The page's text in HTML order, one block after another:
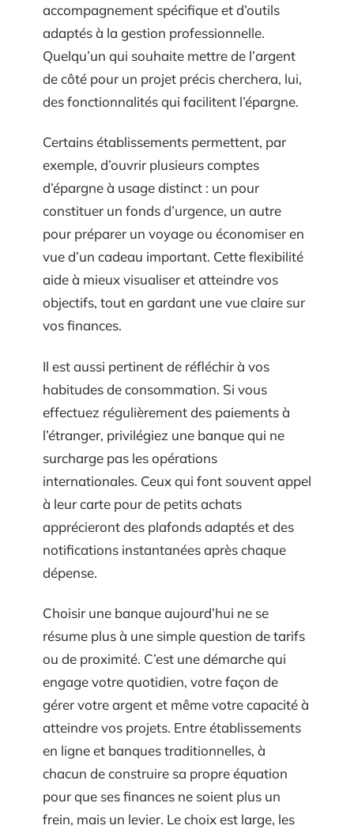
accompagnement spécifique et d’outils
adaptés à la gestion professionnelle.
Quelqu’un qui souhaite mettre de l’argent
de côté pour un projet précis cherchera, lui,
des fonctionnalités qui facilitent l’épargne.
Certains établissements permettent, par
exemple, d’ouvrir plusieurs comptes
d’épargne à usage distinct : un pour
constituer un fonds d’urgence, un autre
pour préparer un voyage ou économiser en
vue d’un cadeau important. Cette flexibilité
aide à mieux visualiser et atteindre vos
objectifs, tout en gardant une vue claire sur
vos finances.
Il est aussi pertinent de réfléchir à vos
habitudes de consommation. Si vous
effectuez régulièrement des paiements à
l’étranger, privilégiez une banque qui ne
surcharge pas les opérations
internationales. Ceux qui font souvent appel
à leur carte pour de petits achats
apprécieront des plafonds adaptés et des
notifications instantanées après chaque
dépense.
Choisir une banque aujourd’hui ne se
résume plus à une simple question de tarifs
ou de proximité. C’est une démarche qui
engage votre quotidien, votre façon de
gérer votre argent et même votre capacité à
atteindre vos projets. Entre établissements
en ligne et banques traditionnelles, à
chacun de construire sa propre équation
pour que ses finances ne soient plus un
frein, mais un levier. Le choix est large, les